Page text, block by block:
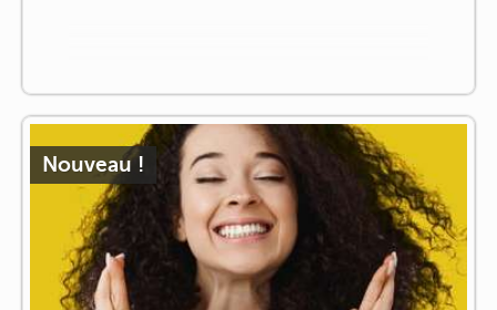
Nouveau !